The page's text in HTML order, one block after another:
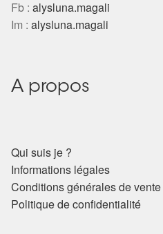
Fb : alysluna.magali
Im : alysluna.magali
A propos
Qui suis je ?
Informations légales
Conditions générales de vente
Politique de confidentialité